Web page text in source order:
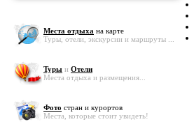
Места отдыха на карте
Туры, отели, экскурсии и маршруты ...
Туры и Отели
Места отдыха и размещения...
Фото стран и курортов
Места, которые стоит увидеть!